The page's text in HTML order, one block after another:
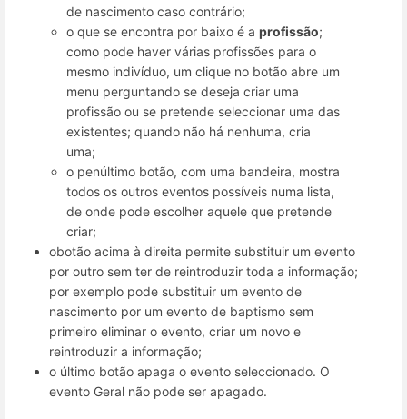
de nascimento caso contrário;
o que se encontra por baixo é aprofissão;
como pode haver várias profissões para o
mesmo indivíduo, um clique no botão abre um
menu perguntando se deseja criar uma
profissão ou se pretende seleccionar uma das
existentes; quando não há nenhuma, cria
uma;
o penúltimo botão, com uma bandeira, mostra
todos os outros eventos possíveis numa lista,
de onde pode escolher aquele que pretende
criar;
obotão acima à direita permite substituir um evento
por outro sem ter de reintroduzir toda a informação;
por exemplo pode substituir um evento de
nascimento por um evento de baptismo sem
primeiro eliminar o evento, criar um novo e
reintroduzir a informação;
o último botão apaga o evento seleccionado. O
evento Geral não pode ser apagado.